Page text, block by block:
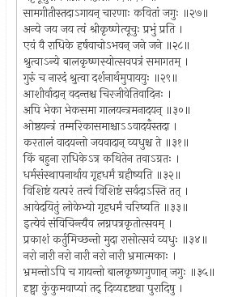
सामगीतीस्तदाऽगायन् चारणाः कवितां जगुः ॥२७॥
अन्ये जय जय त्वं श्रीकृष्णेत्यूचुः प्रभुं प्रति ।
एवं वै राधिके हर्षवाचोऽभवन् जने जने ॥२८॥
श्रुत्वाऽन्ये बालकृष्णस्योत्सवपत्रं समागतम् ।
गुरुं च नारदं श्रुत्वा दर्शनार्थमुपाययुः ॥२९॥
आशीर्वादान् वदन्तश्च चिरजीवेतिवादिनः ।
अपि भेका भेकसमा गालयन्त्रमनादयन् ॥३०॥
ओष्ठयन्त्रं तम्मरिकासमाश्चाऽऽवादयँस्तदा ।
करतालं वादयन्तो जयवादान् व्यधुश्च ते ॥३१॥
किं बहुना राधिकेऽत्र कथितेन तवाऽग्रतः ।
धर्मसंस्थापनार्थाय गृहधर्मं ग्रहीष्यति ॥३२॥
विशिष्टं यत्परं तत्त्वं विशिष्टं सर्वदाऽस्ति तत् ।
आवेदयितुं लोकेभ्यो गृहधर्मं चरिष्यति ॥३३॥
इत्येवं संविचिन्त्यैव लग्नपत्रकृतोत्सवम् ।
प्रकाशं कर्तुमिच्छन्तो मुदा रासोत्सवं व्यधुः ॥३४॥
नरो नारी नरो नारी नरो नारी भ्रमात्मकाः ।
भ्रमन्तोऽपि च गायन्तो बालकृष्णगुणान् जगुः ॥३५॥
दृष्ट्वा कुंकुमवाप्यां तद् दिव्यदृष्ट्या पुरादिषु ।